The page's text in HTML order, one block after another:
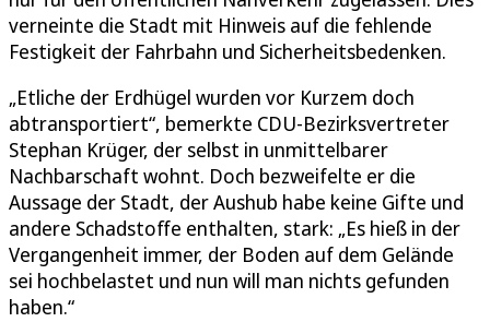
verneinte die Stadt mit Hinweis auf die fehlende
Festigkeit der Fahrbahn und Sicherheitsbedenken.
„Etliche der Erdhügel wurden vor Kurzem doch
abtransportiert“, bemerkte CDU-Bezirksvertreter
Stephan Krüger, der selbst in unmittelbarer
Nachbarschaft wohnt. Doch bezweifelte er die
Aussage der Stadt, der Aushub habe keine Gifte und
andere Schadstoffe enthalten, stark: „Es hieß in der
Vergangenheit immer, der Boden auf dem Gelände
sei hochbelastet und nun will man nichts gefunden
haben.“